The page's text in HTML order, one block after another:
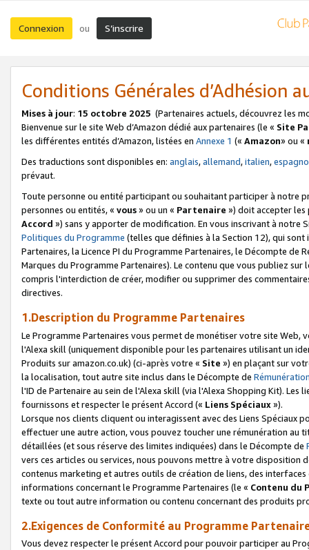
Connexion ou S’inscrire
Conditions Générales d’Adhésion
Mises à jour: 15 octobre 2025 (Partenaires actuels, découvrez les
Bienvenue sur le site Web d’Amazon dédié aux partenaires (le « Site
les différentes entités d’Amazon, listées en Annexe 1 (« Amazon» ou «
Des traductions sont disponibles en: anglais,allemand,italien,
prévaut.
Toute personne ou entité participant ou souhaitant participer à notre
personnes ou entités, « vous» ou un « Partenaire ») doit accepter les
Accord ») sans y apporter de modification. En vous inscrivant à notre
Politiques du Programme (telles que définies à la Section 12), qui
Partenaires, la Licence PI du Programme Partenaires, le Décompte de
Marques du Programme Partenaires). Le contenu que vous publiez
compris l'interdiction de créer, modifier ou supprimer des
directives.
1.Description du Programme Partenaires
Le Programme Partenaires vous permet de monétiser votre site Web,
l'Alexa skill (uniquement disponible pour les partenaires utilisant un
Produits sur amazon.co.uk) (ci-après votre « Site ») en plaçant sur
la localisation, tout autre site inclus dans le Décompte de
l'ID de Partenaire au sein de l'Alexa skill (via l'Alexa Shopping Kit).
fournissons et respecter le présent Accord (« Liens Spéciaux»).
Lorsque nos clients cliquent ou interagissent avec des Liens Spéciaux
effectuer une autre action, vous pouvez toucher une rémunération
détaillées (et sous réserve des limites indiquées) dans le Décompte de
vers ces articles ou services, nous pouvons mettre à votre disposition
contenus marketing et autres outils de création de liens, des
informations concernant le Programme Partenaires (le « Contenu du
texte ou tout autre information ou contenu concernant des produits
2.Exigences de Conformité au Programme
Vous devez respecter le présent Accord pour pouvoir participer au